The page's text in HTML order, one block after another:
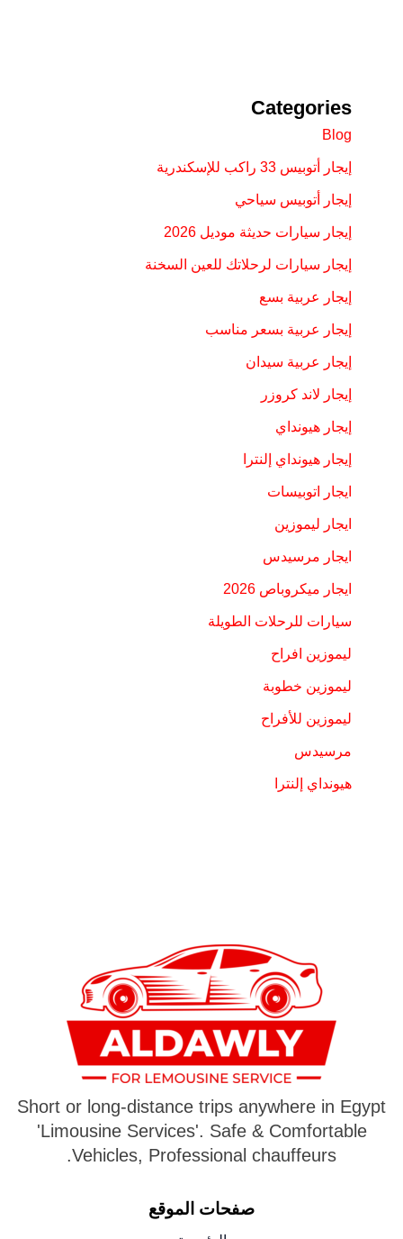
Categories
Blog
إيجار أتوبيس 33 راكب للإسكندرية
إيجار أتوبيس سياحي
إيجار سيارات حديثة موديل 2026
إيجار سيارات لرحلاتك للعين السخنة
إيجار عربية بسع
إيجار عربية بسعر مناسب
إيجار عربية سيدان
إيجار لاند كروزر
إيجار هيونداي
إيجار هيونداي إلنترا
ايجار اتوبيسات
ايجار ليموزين
ايجار مرسيدس
ايجار ميكروباص 2026
سيارات للرحلات الطويلة
ليموزين افراح
ليموزين خطوبة
ليموزين للأفراح
مرسيدس
هيونداي إلنترا
Short or long-distance trips anywhere in Egypt
'Limousine Services'. Safe & Comfortable
Vehicles, Professional chauffeurs.
صفحات الموقع